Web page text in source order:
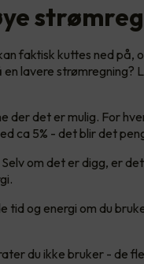
faktisk kuttes ned på,
lavere strømregning?
der det er mulig. For
ca 5% - det blir det
om det er digg, er
tid og energi om du
du ikke bruker - de